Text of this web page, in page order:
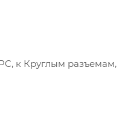
к Круглым разъемам,